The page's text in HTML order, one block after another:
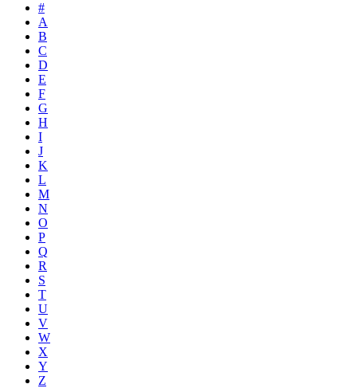
#
A
B
C
D
E
F
G
H
I
J
K
L
M
N
O
P
Q
R
S
T
U
V
W
X
Y
Z